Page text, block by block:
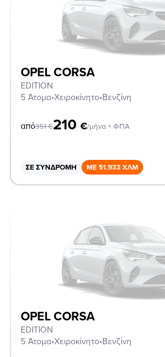
OPEL CORSA
EDITION
5 Άτομα•Χειροκίνητο•Βενζίνη
από351€210 €/μήνα + ΦΠΑ
ΣΕ ΣΥΝΔΡΟΜΉ ΜΕ 51.933 ΧΛΜ
OPEL CORSA
EDITION
5 Άτομα•Χειροκίνητο•Βενζίνη